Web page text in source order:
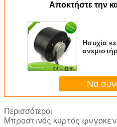
Αποκτήστε την
Ησυχία
Να
Περισσότεροι
Μπροστινός κυρτός